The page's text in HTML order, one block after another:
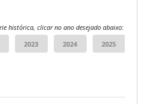
histórica, clicar no ano desejado abaixo: